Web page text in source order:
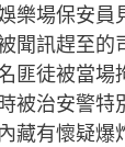
樂場保安員
聞訊趕至的
匪徒被當場
被治安警特
藏有懷疑爆